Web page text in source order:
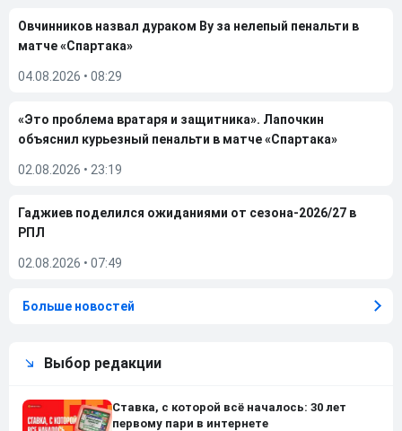
Овчинников назвал дураком Ву за нелепый пенальти в
матче «Спартака»
04.08.2026 • 08:29
«Это проблема вратаря и защитника». Лапочкин
объяснил курьезный пенальти в матче «Спартака»
02.08.2026 • 23:19
Гаджиев поделился ожиданиями от сезона-2026/27 в
РПЛ
02.08.2026 • 07:49
Больше новостей
Выбор редакции
Ставка, с которой всё началось: 30 лет
первому пари в интернете